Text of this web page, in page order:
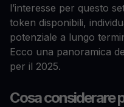
l’interesse per questo
token disponibili,
potenziale a lungo
Ecco una panoramica
per il 2025.
Cosa considerare